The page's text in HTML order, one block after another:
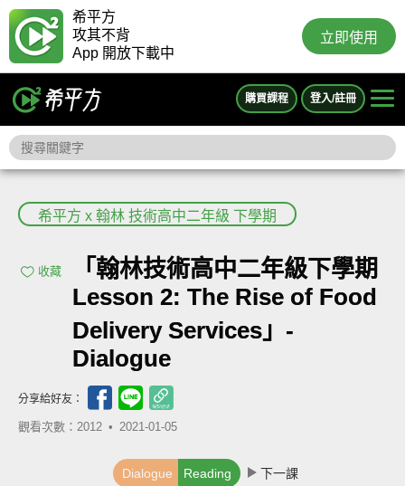
希平方
攻其不背
App 開放下載中
立即使用
購買課程 登入/註冊
希平方 x 翰林 技術高中二年級 下學期
收藏
「翰林技術高中二年級下學期
Lesson 2: The Rise of Food
Delivery Services」-
Dialogue
分享給好友：
觀看次數：2012 • 2021-01-05
Dialogue Reading 下一課